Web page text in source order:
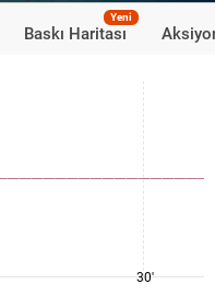
Baskı Haritası
Yeni
30'